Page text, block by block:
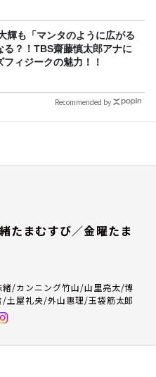
輝も「マンタのように広がる
る？！TBS齋藤慎太郎アナに
フィジークの魅力！！
Recommended by
たまむすび／金曜たま
緒/カンニング竹山/山里亮太/博
/土屋礼央/外山惠理/玉袋筋太郎